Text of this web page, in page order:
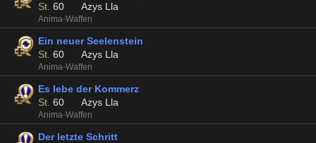
St. 60 Azys Lla
Anima-Waffen
Ein neuer Seelenstein
St. 60 Azys Lla
Anima-Waffen
Es lebe der Kommerz
St. 60 Azys Lla
Anima-Waffen
Der letzte Schritt